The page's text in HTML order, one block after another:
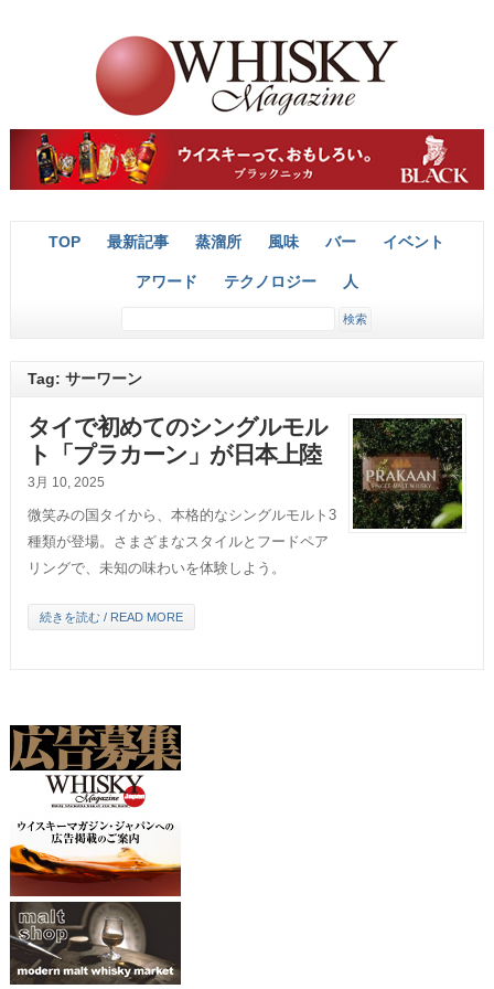
TOP 最新記事 蒸溜所 風味 バー イベント
アワード テクノロジー 人
Tag: サーワーン
タイで初めてのシングルモル
ト「プラカーン」が日本上陸
3月 10, 2025
微笑みの国タイから、本格的なシングルモルト3
種類が登場。さまざまなスタイルとフードペア
リングで、未知の味わいを体験しよう。
続きを読む / READ MORE